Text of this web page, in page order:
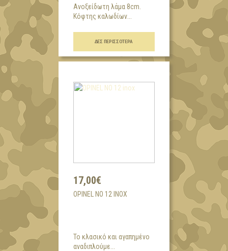
Ανοξείδωτη λάμα 8cm.
Κόφτης καλωδίων...
ΔΕΣ ΠΕΡΙΣΣΌΤΕΡΑ
17,00€
OPINEL NO 12 INOX
Το κλασικό και αγαπημένο
αναδιπλούμε...